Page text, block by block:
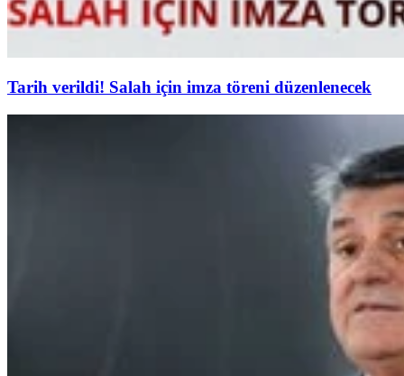
Tarih verildi! Salah için imza töreni düzenlenecek